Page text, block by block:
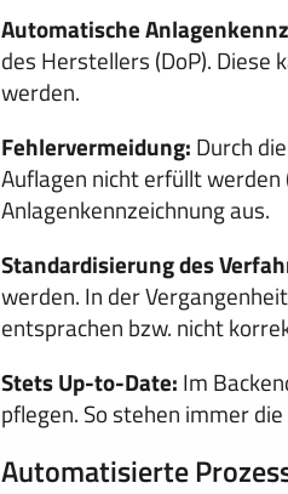
Automatische
des Herstellers (DoP). Diese
werden.
Fehlervermeidung: Durch
Auflagen nicht erfüllt
Anlagenkennzeichnung aus.
Standardisierung des
werden. In der
entsprachen bzw. nicht
Stets Up-to-Date: Im
pflegen. So stehen immer
Automatisierte